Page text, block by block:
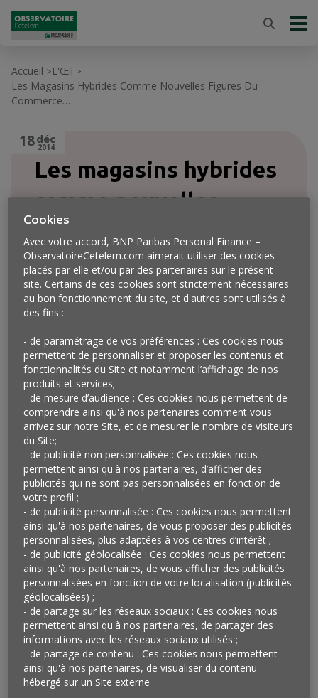
Accueil >L'Œil >
Les Magasins Hybrides Comme Nouvelles Figures Du
Commerce…
Les magasins hybrides
comme nouvelles
figures du commerce…
18déc
2014
ANALYSE PAR L’ŒIL
Vu à Paris et à New York…
Après lesmagasins mono-produit(cf. l’analyse de
decembre 2012 «Hyper spécialisation« ), manière d’attirer
l’attention et de faire preuve de son expertise,voici
maintenant les magasins qui mêlent des univers
que rien ne prédestinait à cohabiter.Ici, c’est une
pâtisserie-librairie, là, unelibrairie-galerie , un peu
plus loin, undisquaire-baret même unresto-cinéma
pour ne prendre que des exemples repérés dans la
capitale. A New York, le phénomène est encore plus
Cookies
Avec votre accord, BNP Paribas Personal Finance –
ObservatoireCetelem.com aimerait utiliser des cookies
placés par elle et/ou par des partenaires sur le présent
site. Certains de ces cookies sont strictement nécessaires
au bon fonctionnement du site, et d'autres sont utilisés à
des fins :
- de paramétrage de vos préférences : Ces cookies nous
permettent de personnaliser et proposer les contenus et
fonctionnalités du Site et notamment l’affichage de nos
produits et services;
- de mesure d’audience : Ces cookies nous permettent de
comprendre ainsi qu'à nos partenaires comment vous
arrivez sur notre Site, et de mesurer le nombre de visiteurs
du Site;
- de publicité non personnalisée : Ces cookies nous
permettent ainsi qu'à nos partenaires, d’afficher des
publicités qui ne sont pas personnalisées en fonction de
votre profil ;
- de publicité personnalisée : Ces cookies nous permettent
ainsi qu'à nos partenaires, de vous proposer des publicités
personnalisées, plus adaptées à vos centres d’intérêt ;
- de publicité géolocalisée : Ces cookies nous permettent
ainsi qu'à nos partenaires, de vous afficher des publicités
personnalisées en fonction de votre localisation (publicités
géolocalisées) ;
- de partage sur les réseaux sociaux : Ces cookies nous
permettent ainsi qu'à nos partenaires, de partager des
informations avec les réseaux sociaux utilisés ;
- de partage de contenu : Ces cookies nous permettent
ainsi qu'à nos partenaires, de visualiser du contenu
hébergé sur un Site externe